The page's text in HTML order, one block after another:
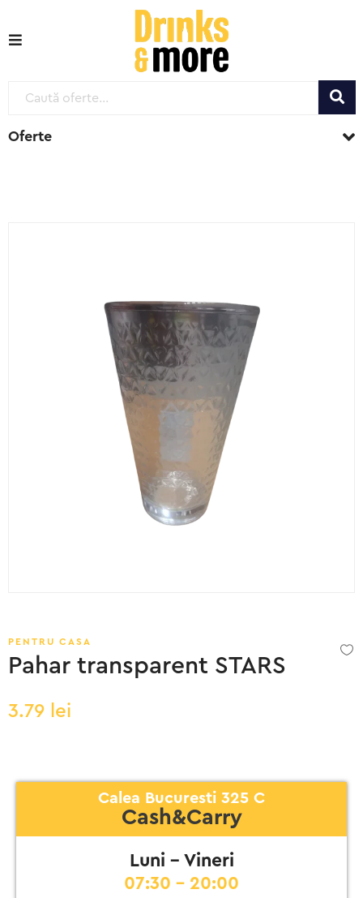
Oferte
PENTRU CASA
Pahar transparent STARS
3.79 lei
Calea Bucuresti 325 C
Cash&Carry
Luni - Vineri
07:30 - 20:00